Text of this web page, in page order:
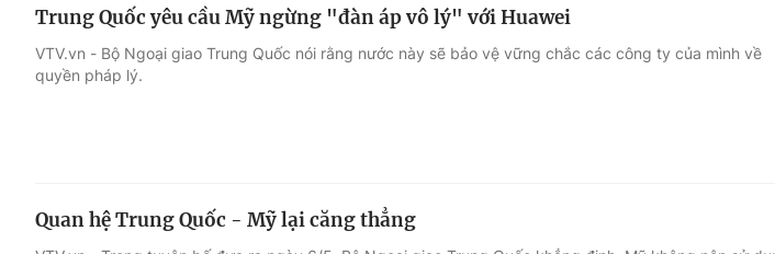
Trung Quốc yêu cầu Mỹ ngừng "đàn áp vô lý" với Huawei
VTV.vn - Bộ Ngoại giao Trung Quốc nói rằng nước này sẽ bảo vệ vững chắc các công ty của mình về
quyền pháp lý.
Quan hệ Trung Quốc - Mỹ lại căng thẳng